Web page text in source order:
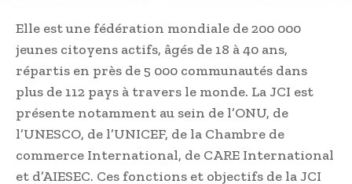
Elle est une fédération mondiale de 200 000
jeunes citoyens actifs, âgés de 18 à 40 ans,
répartis en près de 5 000 communautés dans
plus de 112 pays à travers le monde. La JCI est
présente notamment au sein de l’ONU, de
l’UNESCO, de l’UNICEF, de la Chambre de
commerce International, de CARE International
et d’AIESEC. Ces fonctions et objectifs de la JCI